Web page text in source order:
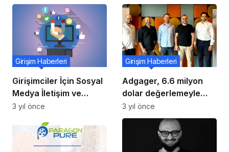
Girişimciler İçin Sosyal
Medya İletişim ve
Pazarlama Taktikleri
Girişim Haberleri
3 yıl önce
Adgager, 6.6 milyon
dolar değerlemeyle
yatırım aldı
Girişim Haberleri
3 yıl önce